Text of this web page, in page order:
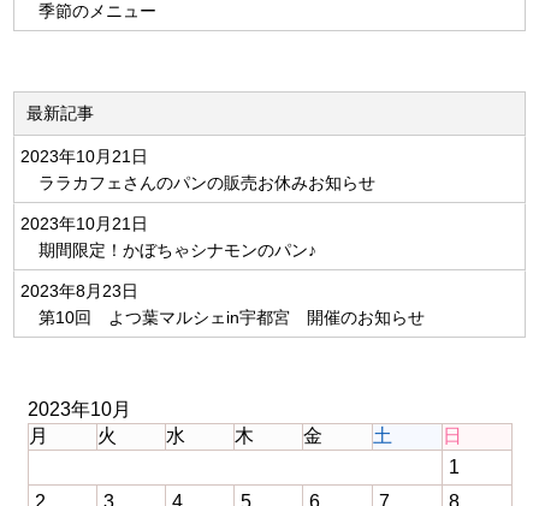
季節のメニュー
最新記事
2023年10月21日
ララカフェさんのパンの販売お休みお知らせ
2023年10月21日
期間限定！かぼちゃシナモンのパン♪
2023年8月23日
第10回 よつ葉マルシェin宇都宮 開催のお知らせ
2023年10月
月
火 水 木 金 土
日
1
2
3 4 5 6 7 8